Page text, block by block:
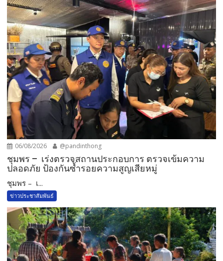
06/08/2026 @pandinthong
ชุมพร – เร่งตรวจสถานประกอบการ ตรวจเข้มความ
ปลอดภัย ป้องกันซ้ำรอยความสูญเสียหมู่
ชุมพร – เ...
ข่าวประชาสัมพันธ์